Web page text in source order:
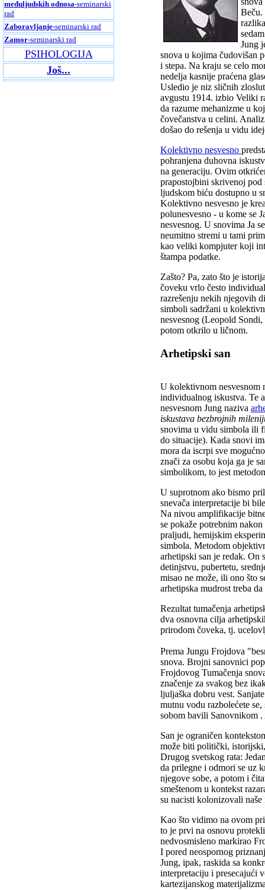
međuljudskih odnosa-seminarski
rad
Zaboravljanje-seminarski rad
Zamor-seminarski rad
PSIHOLOGIJA
Još...
Beču.
Jung
snova u kojima čudovišan
i stepa. Na kraju se celo
nedelja kasnije praćena
Usledio je niz sličnih
avgustu 1914. izbio Veliki
da razume mehanizme u
čovečanstva u celini.
došao do rešenja u vidu
Kolektivno nesvesno
pohranjena duhovna
na generaciju. Ovim
prapostojbini skrivenoj pod
ljudskom biću dostupno u
Kolektivno nesvesno je
polunesvesno - u kome se
nesvesnog. U snovima Ja
neumitno stremi u tami
kao veliki kompjuter koji
štampa podatke.
Zašto? Pa, zato što je
čoveku vrlo često
razrešenju nekih njegovih
simboli sadržani u
nesvesnog (Leopold
potom otkrilo u ličnom.
Arhetipski san
U kolektivnom nesvesnom
individualnog iskustva. Te
nesvesnom Jung naziva
iskustava bezbrojnih
snovima u vidu simbola ili
do situacije). Kada snovi
mora da iscrpi sve
znači za osobu koja ga je
simbolikom, to jest
U suprotnom ako bismo
snevača interpretacije bi
Na nivou amplifikacije
se pokaže potrebnim
praljudi, hemijskim
simbola. Metodom
arhetipski san je redak. On
detinjstvu, pubertetu,
misao ne može, ili ono što
arhetipska mudrost treba
Rezultat tumačenja
dva osnovna cilja
prirodom čoveka, tj.
Prema Jungu Frojdova
snova. Brojni sanovnici
Frojdovog Tumačenja
značenje za svakog bez
ljuljaška dobru vest.
mutnu vodu razbolećete
sobom bavili Sanovnikom
San je ograničen
može biti politički,
Drugog svetskog rata:
da prilegne i odmori se uz
njegove sobe, a potom i
smeštenom u kontekst
su nacisti kolonizovali
Kao što vidimo na ovom
to je prvi na osnovu
nedvosmisleno markirao
I pored neospornog
Jung, ipak, raskida sa
interpretaciju i presecajući
kartezijanskog